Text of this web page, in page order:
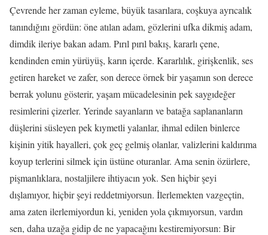
Çevrende her zaman eyleme, büyük tasarılara, coşkuya ayrıcalık
tanındığını gördün: öne atılan adam, gözlerini ufka dikmiş adam,
dimdik ileriye bakan adam. Pırıl pırıl bakış, kararlı çene,
kendinden emin yürüyüş, karın içerde. Kararlılık, girişkenlik, ses
getiren hareket ve zafer, son derece örnek bir yaşamın son derece
berrak yolunu gösterir, yaşam mücadelesinin pek saygıdeğer
resimlerini çizerler. Yerinde sayanların ve batağa saplananların
düşlerini süsleyen pek kıymetli yalanlar, ihmal edilen binlerce
kişinin yitik hayalleri, çok geç gelmiş olanlar, valizlerini kaldırıma
koyup terlerini silmek için üstüne oturanlar. Ama senin özürlere,
pişmanlıklara, nostaljilere ihtiyacın yok. Sen hiçbir şeyi
dışlamıyor, hiçbir şeyi reddetmiyorsun. İlerlemekten vazgeçtin,
ama zaten ilerlemiyordun ki, yeniden yola çıkmıyorsun, vardın
sen, daha uzağa gidip de ne yapacağını kestiremiyorsun: Bir